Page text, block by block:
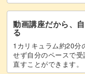
動画講座だから、
る
1カリキュラム約20分
せず自分のペースで
直すことができます。